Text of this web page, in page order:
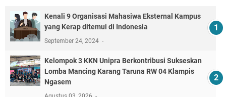
Kenali 9 Organisasi Mahasiwa Eksternal Kampus
yang Kerap ditemui di Indonesia
September 24, 2024
Kelompok 3 KKN Unipra Berkontribusi Sukseskan
Lomba Mancing Karang Taruna RW 04 Klampis
Ngasem